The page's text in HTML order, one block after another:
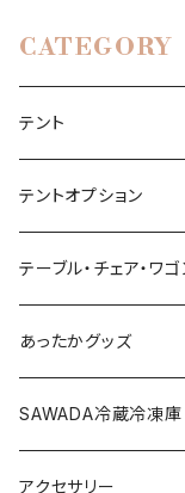
CATEGORY
テント
1~3名（S）
4~6名（M）
6~8名（L）
テントオプション
タープ
サイドウォール
ヘキサタープ
グランドシート
ルーフカバー
雨避けカバー
テーブル・チェア・ワ
あったかグッズ
SAWADA冷蔵冷凍庫
40L
アクセサリー